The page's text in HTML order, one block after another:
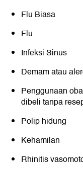
Flu Biasa
Flu
Infeksi Sinus
Demam atau
Penggunaan
dibeli tanpa
Polip hidung
Kehamilan
Rhinitis